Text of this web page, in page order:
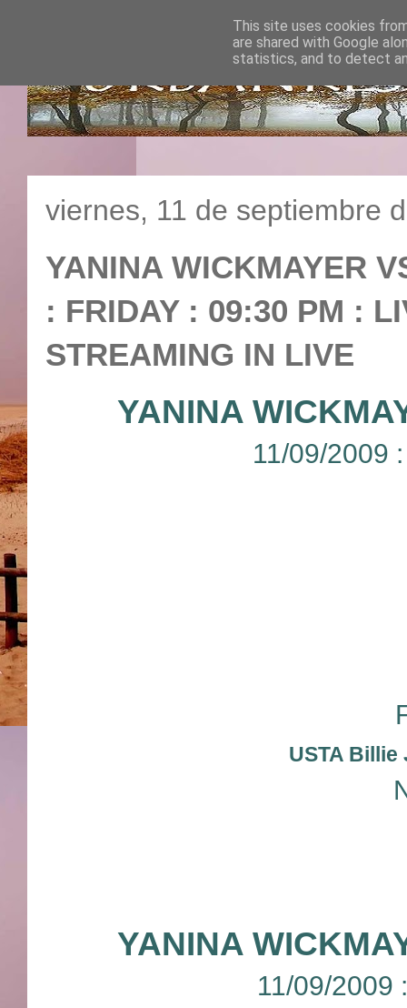
viernes, 11 de septiembre
YANINA WICKMAYER
: FRIDAY : 09:30 PM :
STREAMING IN LIVE
YANINA
11/09/2009
USTA
YANINA
11/09/2009
This site uses cookies
are shared with Google
statistics, and to detect